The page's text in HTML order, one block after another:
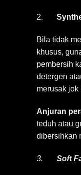
2.
Bila tidak
khusus,
pembersih
detergen
merusak jok
Anjuran
teduh atau
dibersihkan
3. Soft